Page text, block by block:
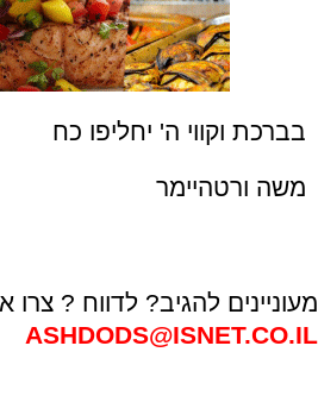
בברכת וקווי ה' יחליפו כח
משה ורטהיימר
מעוניינים להגיב? לדווח ? צרו
ASHDODS@ISNET.CO.IL